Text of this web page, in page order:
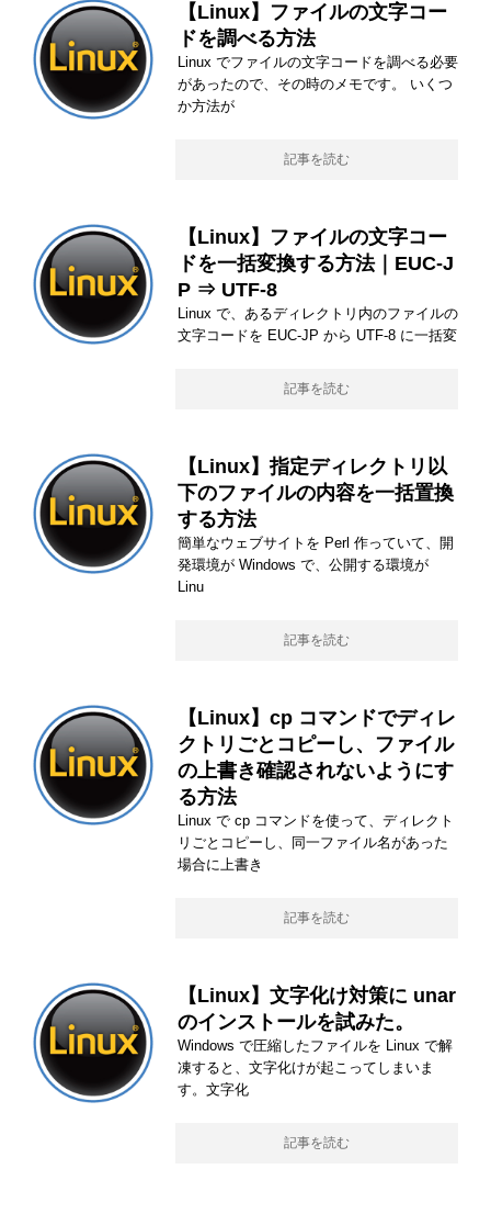
【Linux】ファイルの文字コー
ドを調べる方法
Linux でファイルの文字コードを調べる必要
があったので、その時のメモです。 いくつ
か方法が
記事を読む
【Linux】ファイルの文字コー
ドを一括変換する方法｜EUC-J
P ⇒ UTF-8
Linux で、あるディレクトリ内のファイルの
文字コードを EUC-JP から UTF-8 に一括変
記事を読む
【Linux】指定ディレクトリ以
下のファイルの内容を一括置換
する方法
簡単なウェブサイトを Perl 作っていて、開
発環境が Windows で、公開する環境が
Linu
記事を読む
【Linux】cp コマンドでディレ
クトリごとコピーし、ファイル
の上書き確認されないようにす
る方法
Linux で cp コマンドを使って、ディレクト
リごとコピーし、同一ファイル名があった
場合に上書き
記事を読む
【Linux】文字化け対策に unar
のインストールを試みた。
Windows で圧縮したファイルを Linux で解
凍すると、文字化けが起こってしまいま
す。文字化
記事を読む